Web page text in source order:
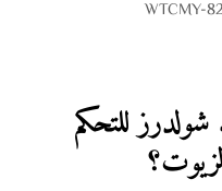
للتحكم